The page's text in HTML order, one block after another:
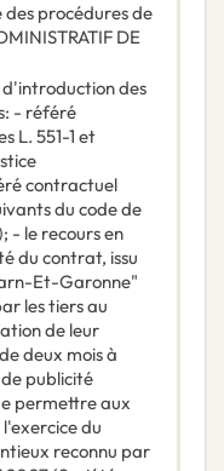
procédures de
DE
d'introduction des
: - référé
L. 551-1 et
contractuel
du code de
- le recours en
du contrat, issu
Et-Garonne"
les tiers au
de leur
deux mois à
publicité
permettre aux
du
reconnu par